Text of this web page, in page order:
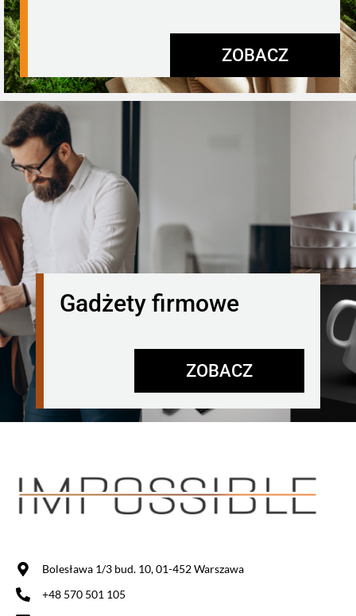
ZOBACZ
Gadżety firmowe
ZOBACZ
Bolesława 1/3 bud. 10, 01-452 Warszawa
+48 570 501 105